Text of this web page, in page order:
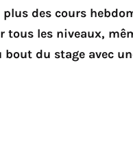
des cours
les niveaux,
du stage avec